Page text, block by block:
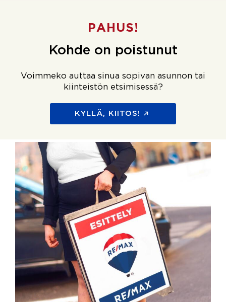
PAHUS!
Kohde on poistunut
Voimmeko auttaa sinua sopivan asunnon tai
kiinteistön etsimisessä?
KYLLÄ, KIITOS!